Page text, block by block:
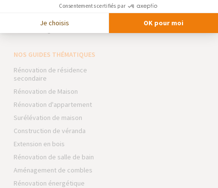
Conditions générales
NOS GUIDES THÉMATIQUES
Rénovation de résidence
secondaire
Rénovation de Maison
Rénovation d'appartement
Surélévation de maison
Construction de véranda
Extension en bois
Rénovation de salle de bain
Aménagement de combles
Rénovation énergétique
Consentements certifiés par
Je choisis OK pour moi